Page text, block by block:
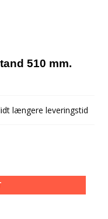
510 mm.
længere leveringstid